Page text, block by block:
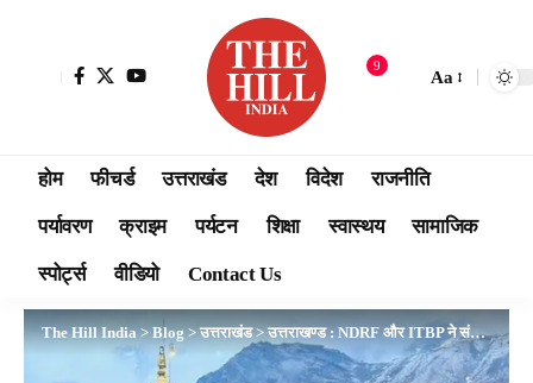
9
Aa
होम फीचर्ड उत्तराखंड देश विदेश राजनीति
पर्यावरण क्राइम पर्यटन शिक्षा स्वास्थय सामाजिक
स्पोर्ट्स वीडियो Contact Us
The Hill India>Blog>उत्तराखंड>उत्तराखण्ड : NDRF और ITBP ने संभाली श्री केदारनाथ धाम की कमान, पुलिस-प्रशासन के इंतजाम “फेल”